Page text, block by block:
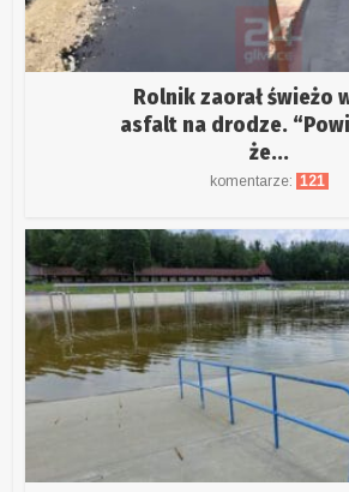
Rolnik zaorał świeżo
asfalt na drodze.
że...
komentarze: 121